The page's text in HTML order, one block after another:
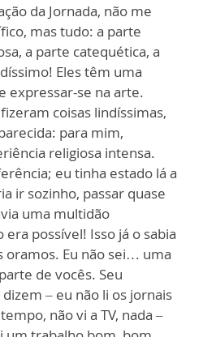
da Jornada, não me
mas tudo: a parte
a parte catequética, a
Eles têm uma
expressar-se na arte.
coisas lindíssimas,
para mim,
religiosa intensa.
eu tinha estado lá a
ir sozinho, passar quase
uma multidão
possível! Isso já o sabia
oramos. Eu não sei… uma
de vocês. Seu
– eu não li os jornais
não vi a TV, nada –